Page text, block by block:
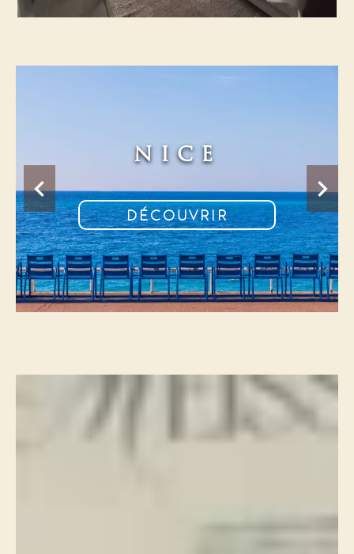
ALENTOURS
DE MONACO
DÉCOUVRIR